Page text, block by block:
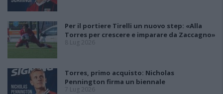
Per il portiere Tirelli un nuovo step: «Alla
Torres per crescere e imparare da Zaccagno»
8 Lug 2026
Torres, primo acquisto: Nicholas
Pennington firma un biennale
7 Lug 2026